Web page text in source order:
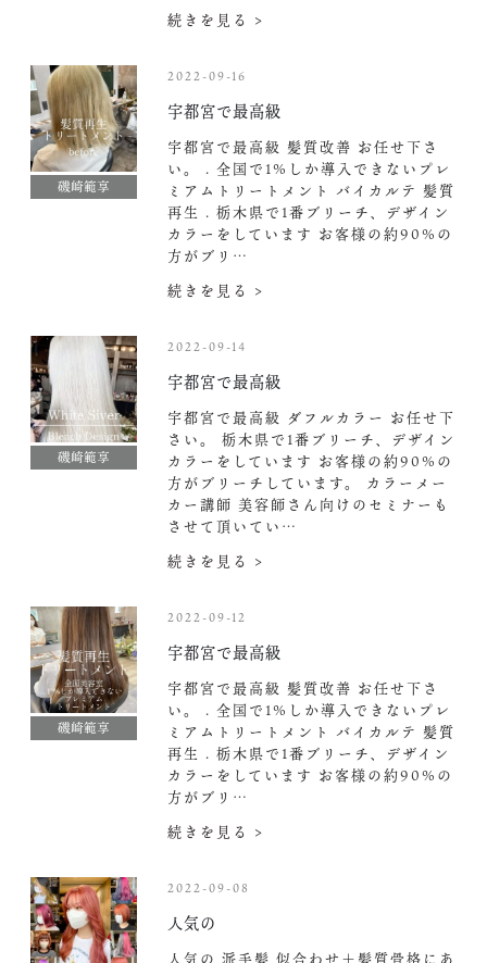
続きを見る >
磯崎範享
2022-09-16
宇都宮で最高級
宇都宮で最高級 髪質改善 お任せ下さ
い。 . 全国で1%しか導入できないプレ
ミアムトリートメント バイカルテ 髪質
再生 . 栃木県で1番ブリーチ、デザイン
カラーをしています お客様の約90%の
方がブリ…
続きを見る >
磯崎範享
2022-09-14
宇都宮で最高級
宇都宮で最高級 ダフルカラー お任せ下
さい。 栃木県で1番ブリーチ、デザイン
カラーをしています お客様の約90%の
方がブリーチしています。 カラーメー
カー講師 美容師さん向けのセミナーも
させて頂いてい…
続きを見る >
磯崎範享
2022-09-12
宇都宮で最高級
宇都宮で最高級 髪質改善 お任せ下さ
い。 . 全国で1%しか導入できないプレ
ミアムトリートメント バイカルテ 髪質
再生 . 栃木県で1番ブリーチ、デザイン
カラーをしています お客様の約90%の
方がブリ…
続きを見る >
2022-09-08
人気の
人気の 派手髪 似合わせ＋髪質骨格にあ